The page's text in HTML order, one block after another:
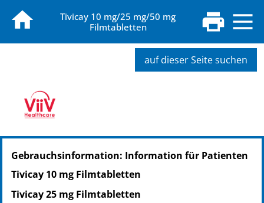
Tivicay 10 mg/25 mg/50 mg
Filmtabletten
auf dieser Seite suchen
Gebrauchsinformation: Information für Patienten
Tivicay 10 mg Filmtabletten
Tivicay 25 mg Filmtabletten